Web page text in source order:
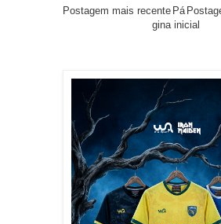
Postagem mais recente Pá
gina inicial